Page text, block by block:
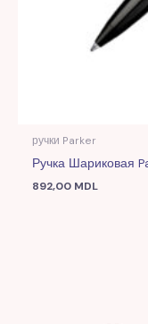
ручки Parker
Ручка Шариковая
892,00 MDL